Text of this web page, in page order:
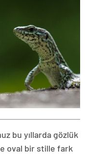
bu yıllarda gözlük
oval bir stille fark